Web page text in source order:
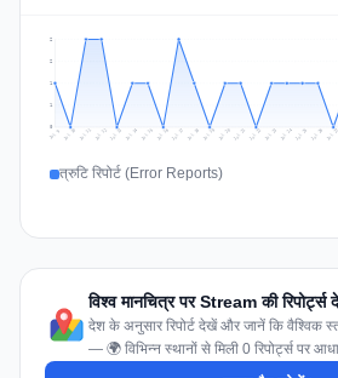
1
1
2
2
Jul 9 Jul 10 Jul 11 Jul 12 Jul 13 Jul 14 Jul 15 Jul 16 Jul 17 Jul 18 Jul 19 Jul 20 Jul 21 Jul 22 Jul 23 Jul 24 Jul 25 Jul 26 Jul 27
त्रुटि रिपोर्ट (Error Reports)
विश्व मानचित्र पर Stream की रिपोर्ट्स
देश के अनुसार रिपोर्ट देखें और जानें कि वैश्विक
— 🌍 विभिन्न स्थानों से मिली 0 रिपोर्ट्स पर